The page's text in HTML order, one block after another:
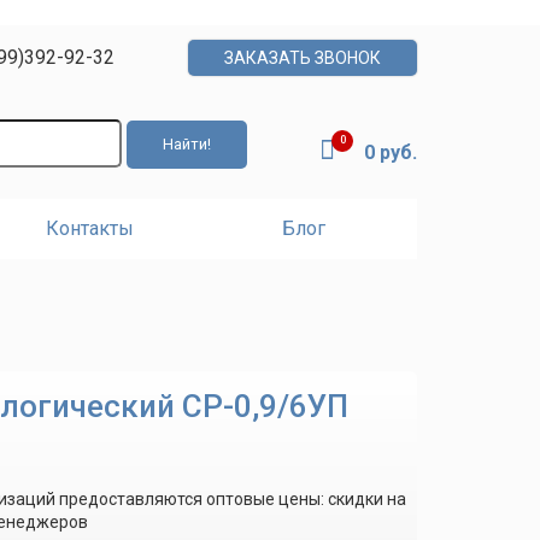
92-32 ЗАКАЗАТЬ ЗВОНОК
0
0 руб.
Контакты Блог
СР-0,9/6УП
предоставляются оптовые цены: скидки на